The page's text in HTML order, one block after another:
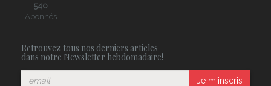
540
Abonnés
Retrouvez tous nos derniers articles
dans notre Newsletter hebdomadaire!
Je m'inscris